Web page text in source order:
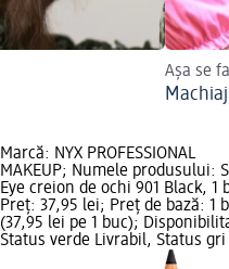
Așa se
Marcă: NYX PROFESSIONAL
MAKEUP; Numele produsului:
Eye creion de ochi 901 Black, 1
Preț: 37,95 lei; Preț de bază: 1
(37,95 lei pe 1 buc);
Status verde Livrabil, Status gri